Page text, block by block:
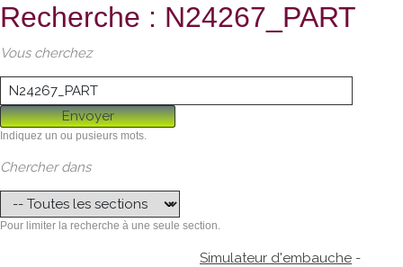
Recherche : N24267_PART
Vous cherchez
Envoyer
Indiquez un ou pusieurs mots.
Chercher dans
Pour limiter la recherche à une seule section.
Simulateur d'embauche -